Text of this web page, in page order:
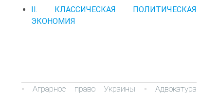
II. КЛАССИЧЕСКАЯ ПОЛИТИЧЕСКАЯ
ЭКОНОМИЯ
-Аграрное право Украины -Адвокатура